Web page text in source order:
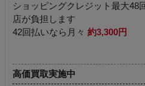
ショッピングクレジット最大48
店が負担します
42回払いなら月々 約3,300円
高価買取実施中